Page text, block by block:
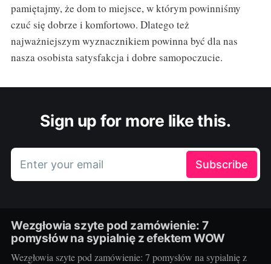
pamiętajmy, że dom to miejsce, w którym powinniśmy
czuć się dobrze i komfortowo. Dlatego też
najważniejszym wyznacznikiem powinna być dla nas
nasza osobista satysfakcja i dobre samopoczucie.
Sign up for more like this.
Enter your email Subscribe
Wezgłowia szyte pod zamówienie: 7
pomysłów na sypialnię z efektem WOW
Wezgłowia szyte pod zamówienie: 7 pomysłów na sypialnię z